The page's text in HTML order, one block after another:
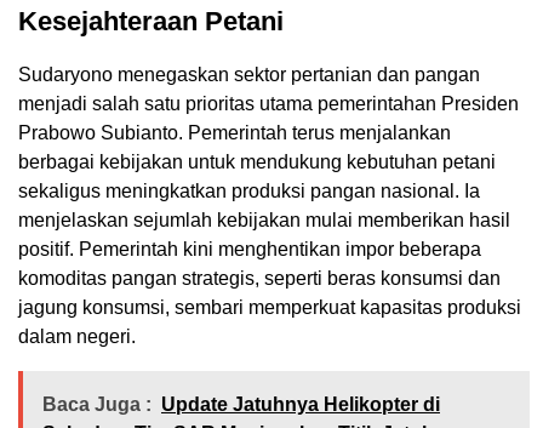
Kesejahteraan Petani
Sudaryono menegaskan sektor pertanian dan pangan
menjadi salah satu prioritas utama pemerintahan Presiden
Prabowo Subianto. Pemerintah terus menjalankan
berbagai kebijakan untuk mendukung kebutuhan petani
sekaligus meningkatkan produksi pangan nasional. Ia
menjelaskan sejumlah kebijakan mulai memberikan hasil
positif. Pemerintah kini menghentikan impor beberapa
komoditas pangan strategis, seperti beras konsumsi dan
jagung konsumsi, sembari memperkuat kapasitas produksi
dalam negeri.
Baca Juga : Update Jatuhnya Helikopter di